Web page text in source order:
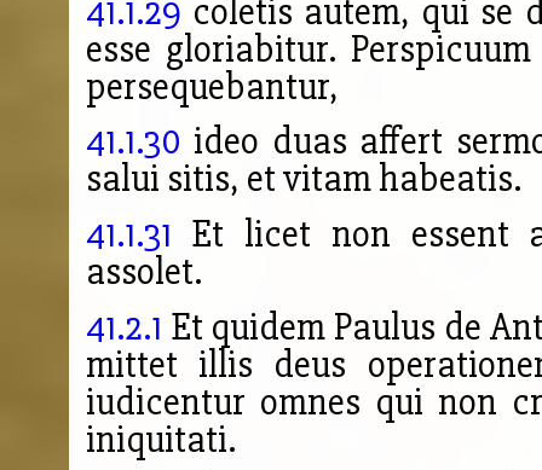
41.1.29 coletis autem, qui se
esse gloriabitur.
persequebantur,
41.1.30 ideo duas affert ser
salui sitis, et vitam habeatis.
41.1.31 Et licet non essent
assolet.
41.2.1 Et quidem Paulus de
mittet illis deus
iudicentur omnes qui non
iniquitati.